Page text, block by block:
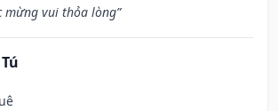
mừng vui thỏa lòng”